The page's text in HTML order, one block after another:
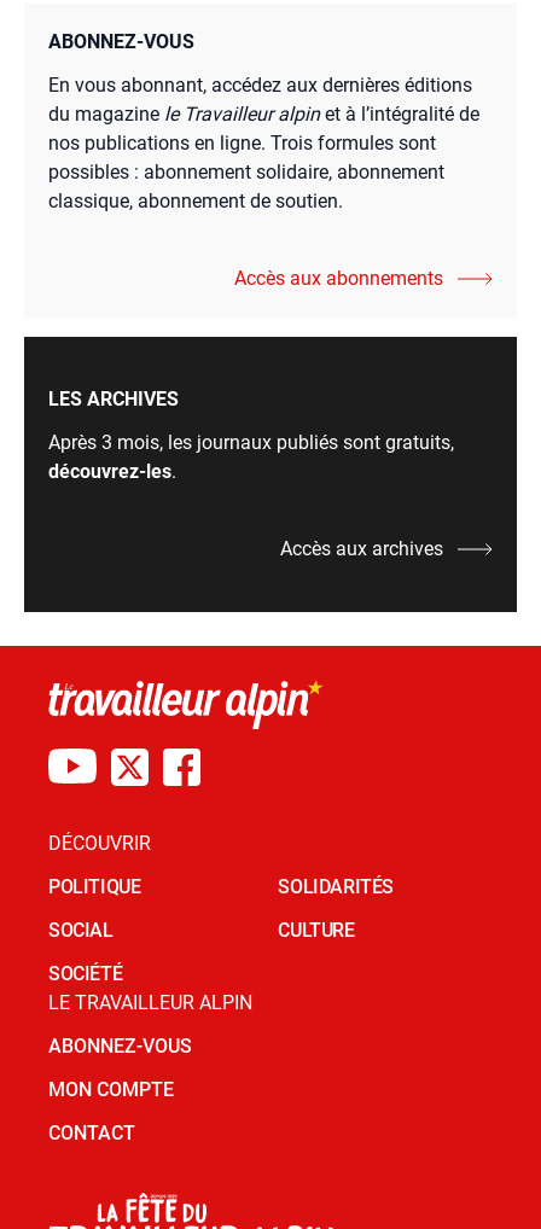
ABONNEZ-VOUS
En vous abonnant, accédez aux dernières éditions
du magazine le Travailleur alpinet à l’intégralité de
nos publications en ligne. Trois formules sont
possibles : abonnement solidaire, abonnement
classique, abonnement de soutien.
Accès aux abonnements
LES ARCHIVES
Après 3 mois, les journaux publiés sont gratuits,
découvrez-les.
Accès aux archives
DÉCOUVRIR
POLITIQUE
SOCIAL
SOCIÉTÉ
SOLIDARITÉS
CULTURE
LE TRAVAILLEUR ALPIN
ABONNEZ-VOUS
MON COMPTE
CONTACT